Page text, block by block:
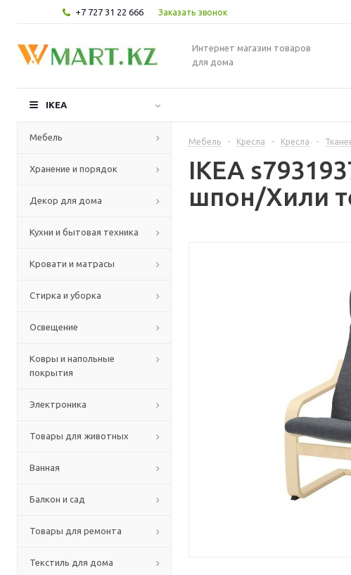
+7 727 31 22 666 Заказать звонок
Интернет магазин товаров
для дома
IKEA
Мебель
Хранение и порядок
Декор для дома
Кухни и бытовая техника
Кровати и матрасы
Стирка и уборка
Освещение
Ковры и напольные
покрытия
Электроника
Товары для животных
Ванная
Балкон и сад
Товары для ремонта
Текстиль для дома
Мебель - Кресла - Кресла -
IKEA
шпон/Хили